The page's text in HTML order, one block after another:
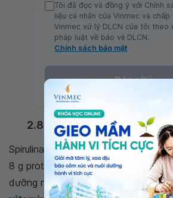
Tôi đã đọc và đồng ý với Chính
liệu cá nhân của Vinmec và chấp
Vinmec xử lý DLCN của tôi theo
pháp luật về bảo vệ DLCN.
Chính sách bảo mật
Đăng Ký
2.8. Spirulina
Spirulina là tảo xanh lam hoặc xanh
8 g protein trên 2 muỗng canh. Nó
dưỡng như sắt, vitamin B - mặc dù